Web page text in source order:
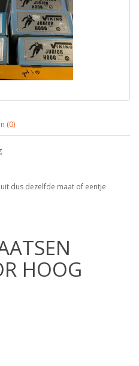
(0)
dus dezelfde maat of eentje
HOOG